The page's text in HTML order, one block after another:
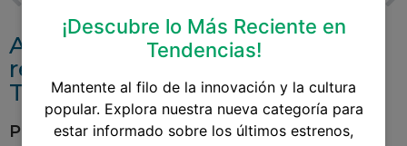
Accesorios y repuestos
relacionados aAccesorios Para
Toyota Hilux 2022
Pantalla Para Toyota Yaris
¡Descubre lo Más Reciente en
Tendencias!
Mantente al filo de la innovación y la cultura
popular. Explora nuestra nueva categoría para
estar informado sobre los últimos estrenos,